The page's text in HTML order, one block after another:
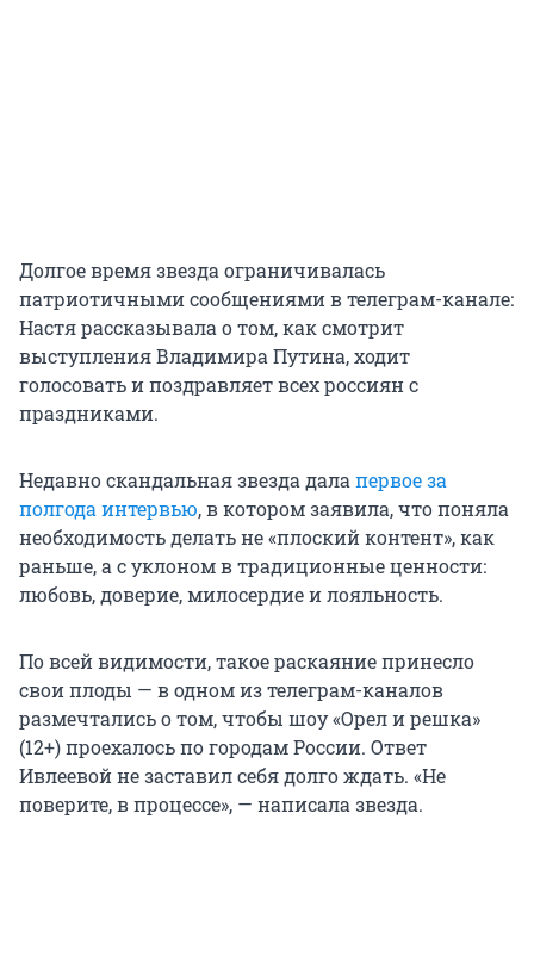
Долгое время звезда ограничивалась
патриотичными сообщениями в телеграм-канале:
Настя рассказывала о том, как смотрит
выступления Владимира Путина, ходит
голосовать и поздравляет всех россиян с
праздниками.
Недавно скандальная звезда далапервое за
полгода интервью, в котором заявила, что поняла
необходимость делать не «плоский контент», как
раньше, а с уклоном в традиционные ценности:
любовь, доверие, милосердие и лояльность.
По всей видимости, такое раскаяние принесло
свои плоды — в одном из телеграм-каналов
размечтались о том, чтобы шоу «Орел и решка»
(12+) проехалось по городам России. Ответ
Ивлеевой не заставил себя долго ждать. «Не
поверите, в процессе», — написала звезда.